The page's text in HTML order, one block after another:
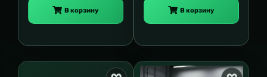
В корзину В корзину